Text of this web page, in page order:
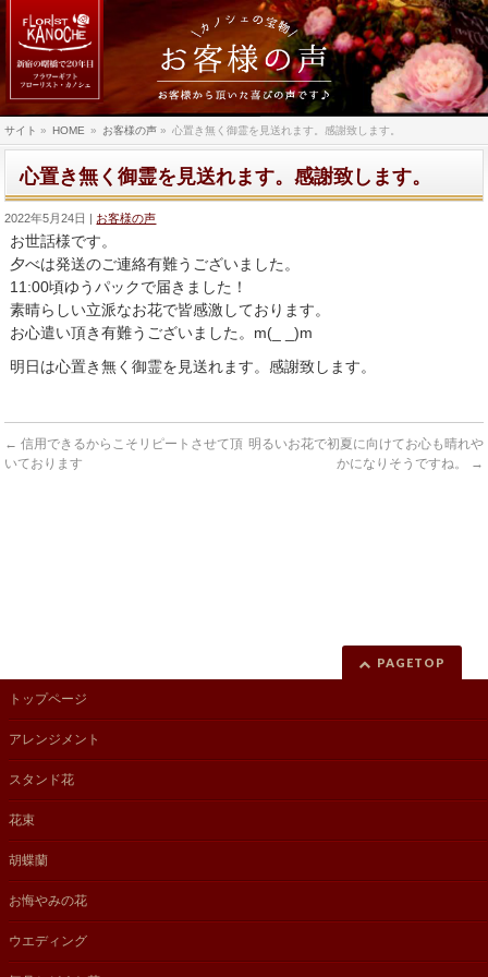
サイト » HOME » お客様の声 » 心置き無く御霊を見送れます。感謝致します。
心置き無く御霊を見送れます。感謝致します。
2022年5月24日 お客様の声
お世話様です。
夕べは発送のご連絡有難うございました。
11:00頃ゆうパックで届きました！
素晴らしい立派なお花で皆感激しております。
お心遣い頂き有難うございました。 m(_ _)m
明日は心置き無く御霊を見送れます。感謝致します。
← 信用できるからこそリピートさせて頂
いております
明るいお花で初夏に向けてお心も晴れや
かになりそうですね。
→
PAGETOP
トップページ
アレンジメント
スタンド花
花束
胡蝶蘭
お悔やみの花
ウエディング